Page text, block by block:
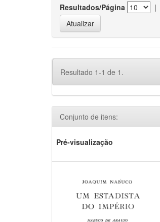
Resultados/Página |
Resultado 1-1 de 1.
Conjunto de itens:
Pré-visualização